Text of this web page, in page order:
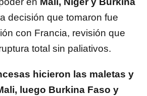
decisión que tomaron fue
con Francia, revisión que
total sin paliativos.
hicieron las maletas y
luego Burkina Faso y